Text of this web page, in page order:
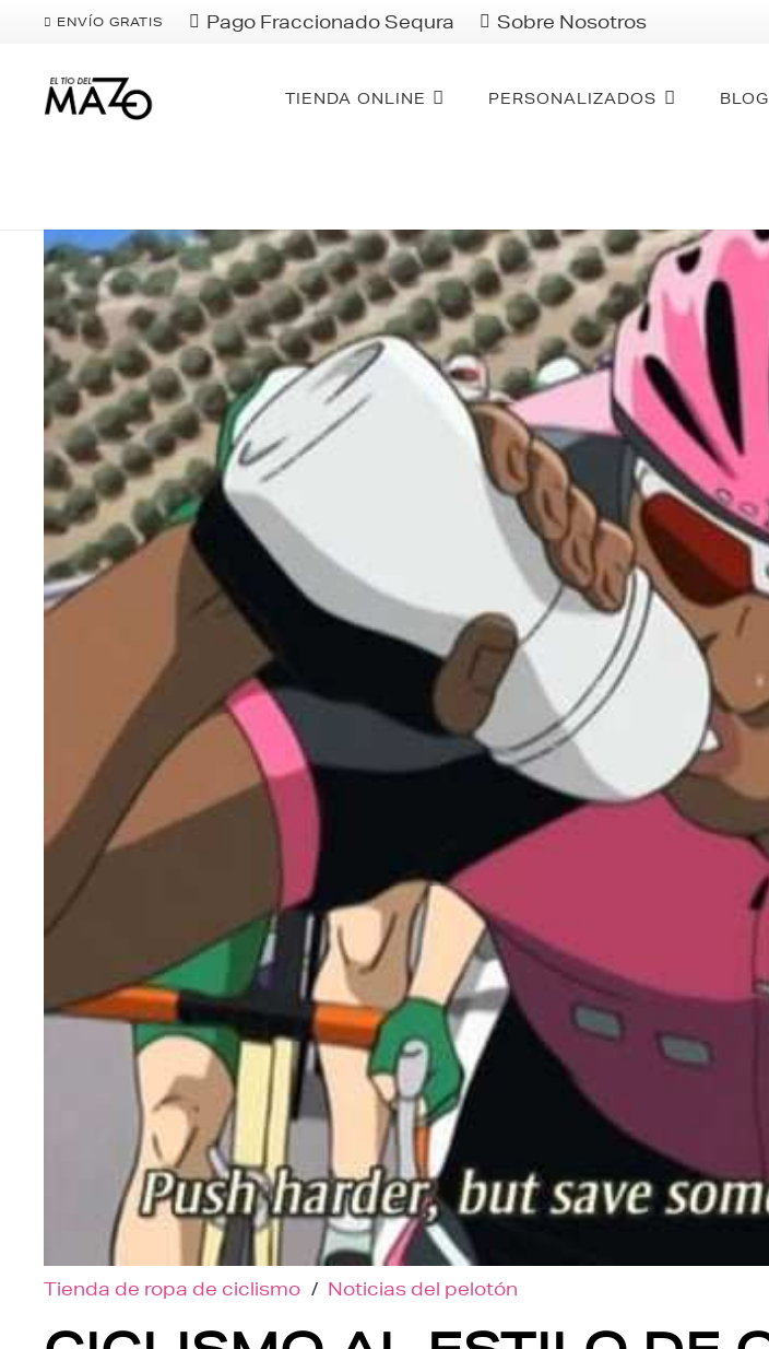
ENVÍO GRATIS Pago Fraccionado Sequra Sobre Nosotros
TIENDA ONLINE PERSONALIZADOS BLOG
Tienda de ropa de ciclismo / Noticias del pelotón